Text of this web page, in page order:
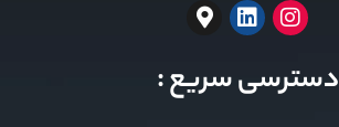
دسترسی سریع :